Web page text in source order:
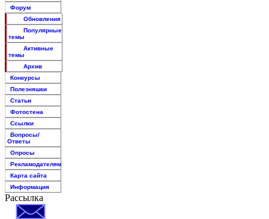
Форум
Обновления
Популярные
темы
Активные
темы
Архив
Конкурсы
Полезняшки
Статьи
Фотостена
Ссылки
Вопросы/
Ответы
Опросы
Рекламодателям
Карта сайта
Информация
Рассылка